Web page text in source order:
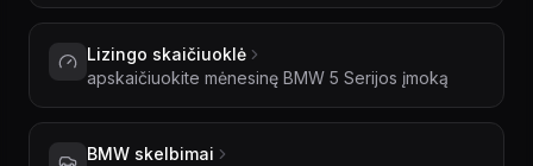
Lizingo skaičiuoklė
apskaičiuokite mėnesinę BMW 5 Serijos įmoką
BMW skelbimai